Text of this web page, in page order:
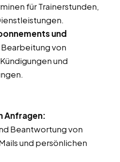
für Trainerstunden,
und
Bearbeitung von
und
Anfragen:
Beantwortung von
und persönlichen